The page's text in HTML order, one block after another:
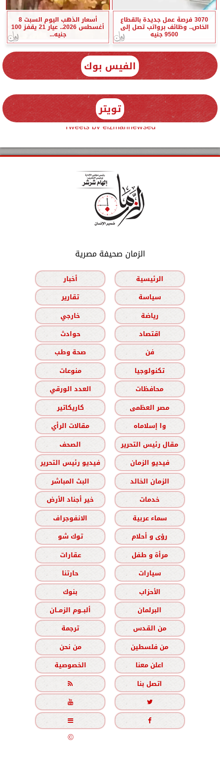
3070 فرصة عمل جديدة بالقطاع
الخاص.. وظائف برواتب تصل إلى
9500 جنيه
أسعار الذهب اليوم السبت 8
أغسطس 2026.. عيار 21 يقفز 100
جنيه...
الفيس بوك
تويتر
Tweets by elzmannewseg
الزمان صحيفة مصرية
الرئيسية
أخبار
سياسة
تقارير
رياضة
خارجي
اقتصاد
حوادث
فن
صحة وطب
تكنولوجيا
منوعات
محافظات
العدد الورقي
مصر العظمى
كاريكاتير
وا إسلاماه
مقالات الرأي
مقال رئيس التحرير
الصحف
فيديو الزمان
فيديو رئيس التحرير
الزمان الخالد
البث المباشر
خدمات
خير أجناد الأرض
سماء عربية
الانفوجراف
رؤى و أحلام
توك شو
مرأة و طفل
عقارات
سيارات
حارتنا
الأحزاب
بنوك
البرلمان
ألبــوم الزمــان
من القدس
ترجمة
من فلسطين
من نحن
اعلن معنا
الخصوصية
اتصل بنا





جميع الحقوق محفوظة©